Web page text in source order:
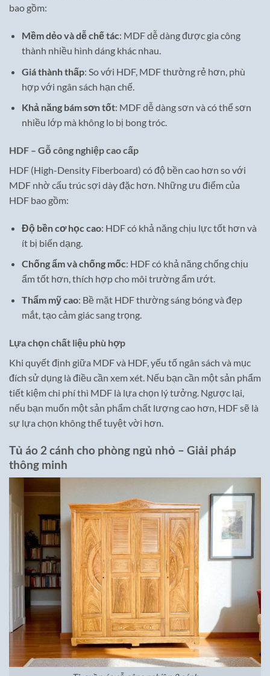
bao gồm:
Mềm dẻo và dễ chế tác: MDF dễ dàng được gia công
thành nhiều hình dáng khác nhau.
Giá thành thấp: So với HDF, MDF thường rẻ hơn, phù
hợp với ngân sách hạn chế.
Khả năng bám sơn tốt: MDF dễ dàng sơn và có thể sơn
nhiều lớp mà không lo bị bong tróc.
HDF – Gỗ công nghiệp cao cấp
HDF (High-Density Fiberboard) có độ bền cao hơn so với
MDF nhờ cấu trúc sợi dày đặc hơn. Những ưu điểm của
HDF bao gồm:
Độ bền cơ học cao: HDF có khả năng chịu lực tốt hơn và
ít bị biến dạng.
Chống ẩm và chống mốc: HDF có khả năng chống chịu
ẩm tốt hơn, thích hợp cho môi trường ẩm ướt.
Thẩm mỹ cao: Bề mặt HDF thường sáng bóng và đẹp
mắt, tạo cảm giác sang trọng.
Lựa chọn chất liệu phù hợp
Khi quyết định giữa MDF và HDF, yếu tố ngân sách và mục
đích sử dụng là điều cần xem xét. Nếu bạn cần một sản phẩm
tiết kiệm chi phí thì MDF là lựa chọn lý tưởng. Ngược lại,
nếu bạn muốn một sản phẩm chất lượng cao hơn, HDF sẽ là
sự lựa chọn không thể tuyệt vời hơn.
Tủ áo 2 cánh cho phòng ngủ nhỏ – Giải pháp
thông minh